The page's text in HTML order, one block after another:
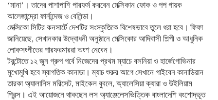
‘মানা’। তাদের পাশাপাশি পারফর্ম করবেন মেক্সিকান ফোক ও পপ গায়ক
আলেজান্দ্রো ফার্নান্দেজ ও বেলিন্ডা।
মেক্সিকো সিটির কনসার্টে দেশটির সংস্কৃতিকে বিশেষভাবে তুলে ধরা হবে। ফিফা
জানিয়েছে, সেখানকার উদ্বোধনী অনুষ্ঠানে মেক্সিকোর আদিবাসী শিল্পী ও আধুনিক
লোকসংগীতের পারফরমাররা অংশ নেবেন।
টরন্টোতে ১২ জুন গ্রুপ পর্বে নিজেদের প্রথম ম্যাচে বসনিয়া ও হার্জেগোভিনার
মুখোমুখি হবে স্বাগতিক কানাডা। ম্যাচ শুরুর আগে সেখানে গাইবেন কানাডিয়ান
তারকা অ্যালানিস মরিসেট, মাইকেল বুবলে, অ্যালেসিয়া ক্যারা ও উইলিয়াম
প্রিন্স। এই আয়োজনে থাকছেন লস অ্যাঞ্জেলেসভিত্তিক বাংলাদেশি বংশোদ্ভূত